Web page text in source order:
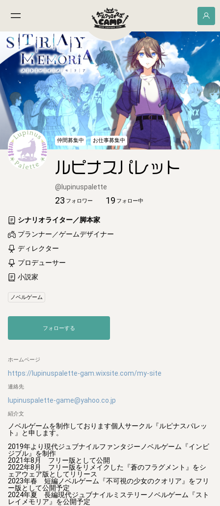
仲間募集中 お仕事募集中
ルピナスパレット
@ lupinuspalette
23 フォロワー 19 フォロー中
シナリオライター／脚本家
プランナー／ゲームデザイナー
ディレクター
プロデューサー
小説家
ノベルゲーム
フォローする
ホームページ
https://lupinuspalette-gam.wixsite.com/my-site
連絡先
lupinuspalette-game@yahoo.co.jp
紹介文
ノベルゲームを制作しております個人サークル『ルピナスパレッ
ト』と申します。
2019年より現代ジュブナイルファンタジーノベルゲーム『インビ
ジブル』を制作
2021年8月　フリー版として公開
2022年8月　フリー版をリメイクした『蒼のフラグメント』をシ
ェアウェア版としてリリース
2023年春　短編ノベルゲーム『不可視の少女のクオリア』をフリ
ー版として公開予定
2024年夏　長編現代ジュブナイルミステリーノベルゲーム『スト
レイメモリア』を公開予定